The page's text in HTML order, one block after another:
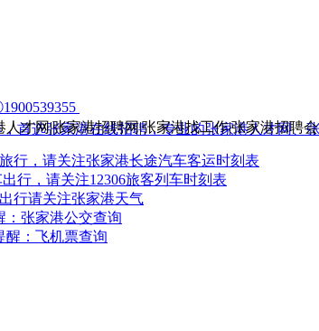
人才网|张家港招聘网|张家港找工作|张家港招聘会